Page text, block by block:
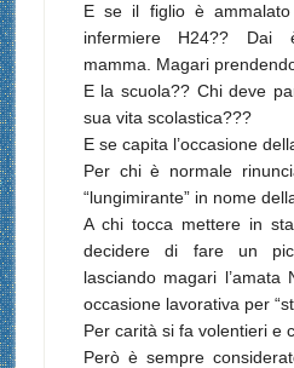
E se il figlio è
infermiere H24?? Dai
mamma. Magari
E la scuola?? Chi deve
sua vita scolastica???
E se capita l’occasione
Per chi è normale
“lungimirante” in nome
A chi tocca mettere in
decidere di fare un
lasciando magari l’amata
occasione lavorativa per
Per carità si fa volentieri e
Però è sempre